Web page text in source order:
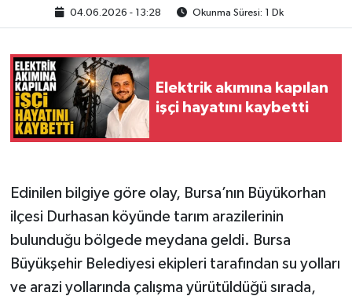
04.06.2026 - 13:28 Okunma Süresi: 1 Dk
Elektrik akımına kapılan
işçi hayatını kaybetti
Edinilen bilgiye göre olay, Bursa’nın Büyükorhan
ilçesi Durhasan köyünde tarım arazilerinin
bulunduğu bölgede meydana geldi. Bursa
Büyükşehir Belediyesi ekipleri tarafından su yolları
ve arazi yollarında çalışma yürütüldüğü sırada,